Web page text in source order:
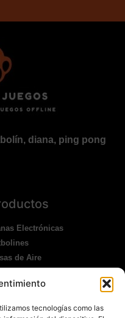
tecnologías como las
diana, ping pong
Electrónicas
de Aire
Pong Exterior